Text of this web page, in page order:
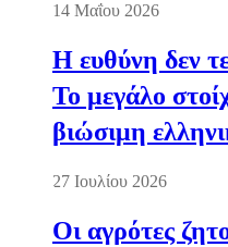
14 Μαΐου 2026
Η ευθύνη δεν
Το μεγάλο
βιώσιμη
27 Ιουλίου 2026
Οι αγρότες